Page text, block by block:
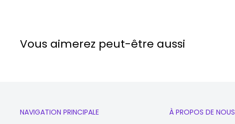
Vous aimerez peut-être aussi
NAVIGATION PRINCIPALE À PROPOS DE NOUS